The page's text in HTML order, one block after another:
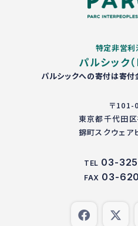
特定非営利
パルシック
パルシックへの寄付は寄付
〒101-
東京都千代田
錦町スクウェア
TEL 03-
FAX 03-